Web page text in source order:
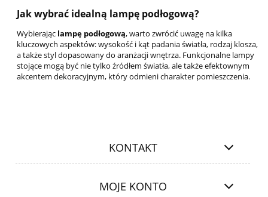
Jak wybrać idealną lampę podłogową?
Wybierając lampę podłogową, warto zwrócić uwagę na kilka
kluczowych aspektów: wysokość i kąt padania światła, rodzaj klosza,
a także styl dopasowany do aranżacji wnętrza. Funkcjonalne lampy
stojące mogą być nie tylko źródłem światła, ale także efektownym
akcentem dekoracyjnym, który odmieni charakter pomieszczenia.
KONTAKT
MOJE KONTO